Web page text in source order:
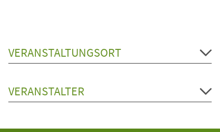
VERANSTALTUNGSORT
VERANSTALTER